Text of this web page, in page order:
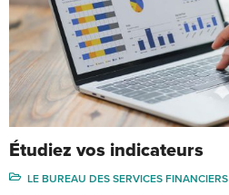
Étudiez vos indicateurs
LE BUREAU DES SERVICES FINANCIERS